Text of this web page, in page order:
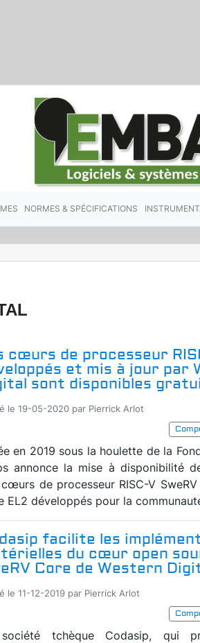
NORMES & SPÉCIFICATIONS
cœurs de processeur
et mis à jour par
sont disponibles
le 19-05-2020 par Pierrick Arlot
en 2019 sous la houlette de la
annonce la mise à disponibilité
de processeur RISC-V
EL2 développés pour la
facilite les
du cœur open
Core de Western
le 11-12-2019 par Pierrick Arlot
tchèque Codasip, qui